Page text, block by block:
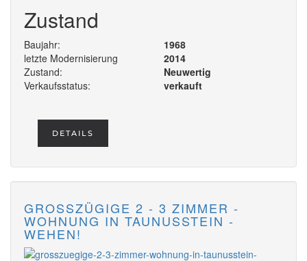
Zustand
Baujahr:
1968
letzte Modernisierung
2014
Zustand:
Neuwertig
Verkaufsstatus:
verkauft
DETAILS
GROSSZÜGIGE 2 - 3 ZIMMER - W
OHNUNG IN TAUNUSSTEIN - W
EHEN!